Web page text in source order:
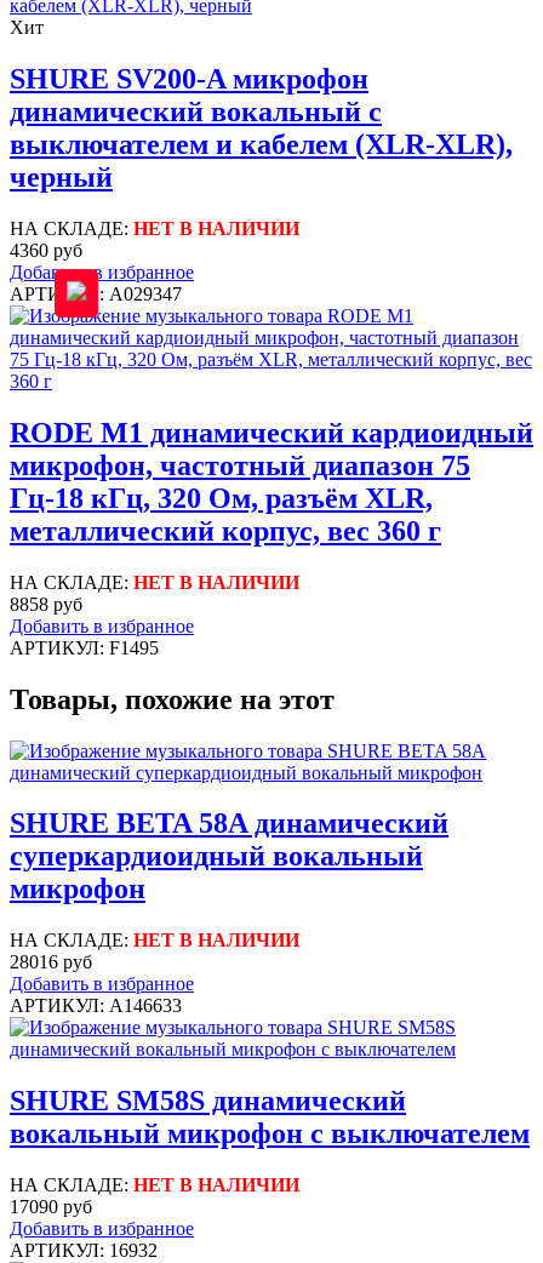
Хит
SHURE SV200-A микрофон
динамический вокальный с
выключателем и кабелем (XLR-XLR),
черный
НА СКЛАДЕ: НЕТ В НАЛИЧИИ
4360 руб
Добавить в избранное
АРТИКУЛ: A029347
RODE M1 динамический кардиоидный
микрофон, частотный диапазон 75
Гц-18 кГц, 320 Ом, разъём XLR,
металлический корпус, вес 360 г
НА СКЛАДЕ: НЕТ В НАЛИЧИИ
8858 руб
Добавить в избранное
АРТИКУЛ: F1495
Товары, похожие на этот
SHURE BETA 58A динамический
суперкардиоидный вокальный
микрофон
НА СКЛАДЕ: НЕТ В НАЛИЧИИ
28016 руб
Добавить в избранное
АРТИКУЛ: A146633
SHURE SM58S динамический
вокальный микрофон с выключателем
НА СКЛАДЕ: НЕТ В НАЛИЧИИ
17090 руб
Добавить в избранное
АРТИКУЛ: 16932